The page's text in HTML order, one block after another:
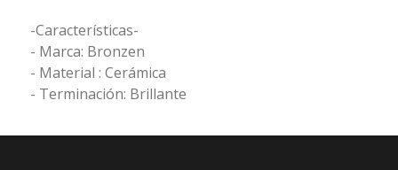
-Características-
- Marca: Bronzen
- Material : Cerámica
- Terminación: Brillante